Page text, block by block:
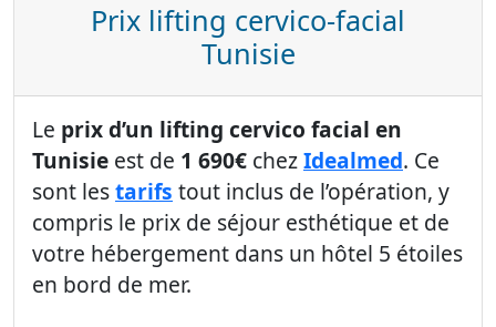
Prix lifting cervico-facial
Tunisie
Le prix d’un lifting cervico facial en
Tunisie est de 1 690€ chezIdealmed. Ce
sont lestarifs tout inclus de l’opération, y
compris le prix de séjour esthétique et de
votre hébergement dans un hôtel 5 étoiles
en bord de mer.